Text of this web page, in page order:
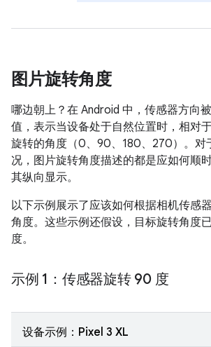
图片旋转角度
哪边朝上？在 Android 中，传感器方向
值，表示当设备处于自然位置时，相对
旋转的角度（0、90、180、270）。对
况，图片旋转角度描述的都是应如何顺
其纵向显示。
以下示例展示了应该如何根据相机传感
角度。这些示例还假设，目标旋转角度
度。
示例 1：传感器旋转 90 度
设备示例：Pixel 3 XL